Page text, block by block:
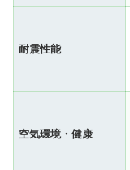
耐震性能
空気環境・健康